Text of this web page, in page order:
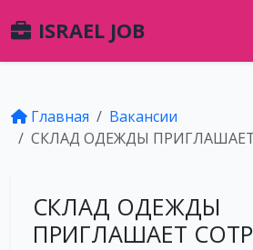
ISRAEL JOB
Главная
Вакансии
СКЛАД ОДЕЖДЫ
СКЛАД ОДЕЖДЫ
ПРИГЛАШАЕТ